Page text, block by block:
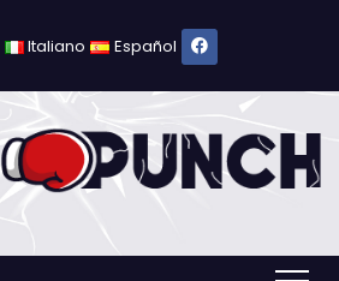
Italiano Español